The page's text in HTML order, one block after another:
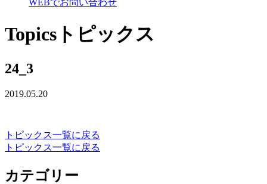
Topics トピックス
24_3
2019.05.20
トピックス一覧に戻る
トピックス一覧に戻る
カテゴリー